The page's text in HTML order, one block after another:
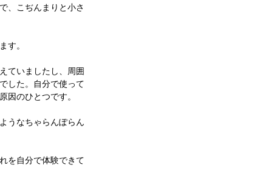
、こぢんまりと小さ
す。
ていましたし、周囲
した。自分で使って
因のひとつです。
うなちゃらんぽらん
を自分で体験できて